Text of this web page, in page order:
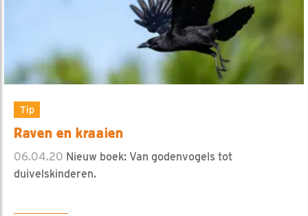
Tip
Raven en kraaien
06.04.20 Nieuw boek: Van godenvogels tot
duivelskinderen.